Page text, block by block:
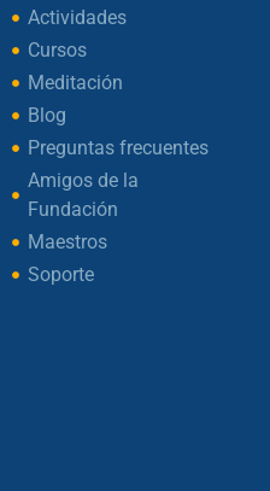
Actividades
Cursos
Meditación
Blog
Preguntas frecuentes
Amigos de la
Fundación
Maestros
Soporte